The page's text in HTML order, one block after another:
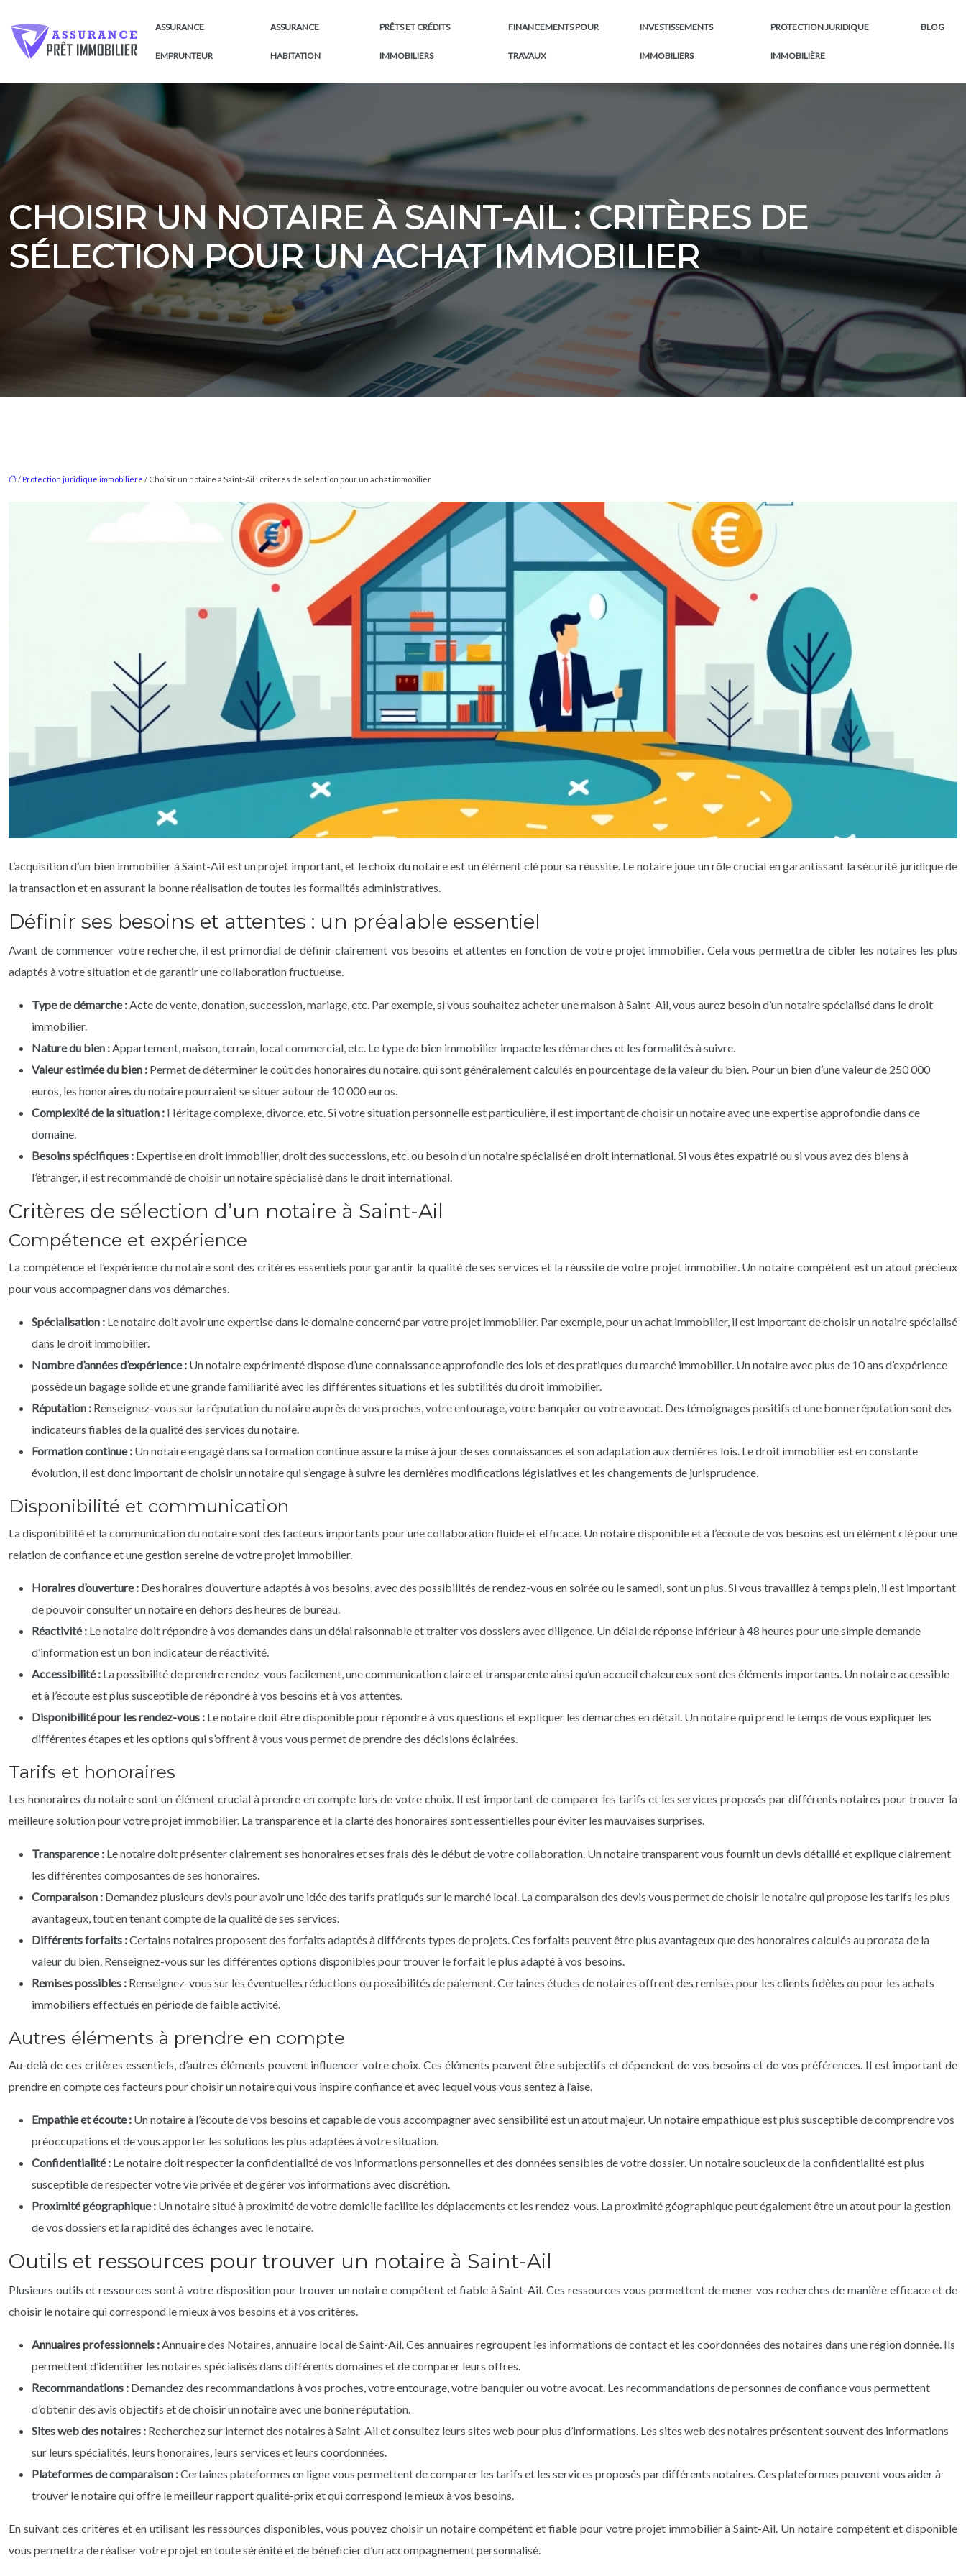
ASSURANCE
EMPRUNTEUR
ASSURANCE
HABITATION
PRÊTS ET CRÉDITS
IMMOBILIERS
FINANCEMENTS POUR
TRAVAUX
INVESTISSEMENTS
IMMOBILIERS
PROTECTION JURIDIQUE
IMMOBILIÈRE
BLOG
CHOISIR UN NOTAIRE À SAINT-AIL : CRITÈRES DE
SÉLECTION POUR UN ACHAT IMMOBILIER
/ Protection juridique immobilière / Choisir un notaire à Saint-Ail : critères de sélection pour un achat immobilier
L’acquisition d’un bien immobilier à Saint-Ail est un projet important, et le choix du notaire est un élément clé pour sa réussite. Le notaire joue un rôle crucial en garantissant la sécurité juridique de
la transaction et en assurant la bonne réalisation de toutes les formalités administratives.
Définir ses besoins et attentes : un préalable essentiel
Avant de commencer votre recherche, il est primordial de définir clairement vos besoins et attentes en fonction de votre projet immobilier. Cela vous permettra de cibler les notaires les plus
adaptés à votre situation et de garantir une collaboration fructueuse.
Type de démarche : Acte de vente, donation, succession, mariage, etc. Par exemple, si vous souhaitez acheter une maison à Saint-Ail, vous aurez besoin d’un notaire spécialisé dans le droit
immobilier.
Nature du bien : Appartement, maison, terrain, local commercial, etc. Le type de bien immobilier impacte les démarches et les formalités à suivre.
Valeur estimée du bien : Permet de déterminer le coût des honoraires du notaire, qui sont généralement calculés en pourcentage de la valeur du bien. Pour un bien d’une valeur de 250 000
euros, les honoraires du notaire pourraient se situer autour de 10 000 euros.
Complexité de la situation : Héritage complexe, divorce, etc. Si votre situation personnelle est particulière, il est important de choisir un notaire avec une expertise approfondie dans ce
domaine.
Besoins spécifiques : Expertise en droit immobilier, droit des successions, etc. ou besoin d’un notaire spécialisé en droit international. Si vous êtes expatrié ou si vous avez des biens à
l’étranger, il est recommandé de choisir un notaire spécialisé dans le droit international.
Critères de sélection d’un notaire à Saint-Ail
Compétence et expérience
La compétence et l’expérience du notaire sont des critères essentiels pour garantir la qualité de ses services et la réussite de votre projet immobilier. Un notaire compétent est un atout précieux
pour vous accompagner dans vos démarches.
Spécialisation : Le notaire doit avoir une expertise dans le domaine concerné par votre projet immobilier. Par exemple, pour un achat immobilier, il est important de choisir un notaire spécialisé
dans le droit immobilier.
Nombre d’années d’expérience : Un notaire expérimenté dispose d’une connaissance approfondie des lois et des pratiques du marché immobilier. Un notaire avec plus de 10 ans d’expérience
possède un bagage solide et une grande familiarité avec les différentes situations et les subtilités du droit immobilier.
Réputation : Renseignez-vous sur la réputation du notaire auprès de vos proches, votre entourage, votre banquier ou votre avocat. Des témoignages positifs et une bonne réputation sont des
indicateurs fiables de la qualité des services du notaire.
Formation continue : Un notaire engagé dans sa formation continue assure la mise à jour de ses connaissances et son adaptation aux dernières lois. Le droit immobilier est en constante
évolution, il est donc important de choisir un notaire qui s’engage à suivre les dernières modifications législatives et les changements de jurisprudence.
Disponibilité et communication
La disponibilité et la communication du notaire sont des facteurs importants pour une collaboration fluide et efficace. Un notaire disponible et à l’écoute de vos besoins est un élément clé pour une
relation de confiance et une gestion sereine de votre projet immobilier.
Horaires d’ouverture : Des horaires d’ouverture adaptés à vos besoins, avec des possibilités de rendez-vous en soirée ou le samedi, sont un plus. Si vous travaillez à temps plein, il est important
de pouvoir consulter un notaire en dehors des heures de bureau.
Réactivité : Le notaire doit répondre à vos demandes dans un délai raisonnable et traiter vos dossiers avec diligence. Un délai de réponse inférieur à 48 heures pour une simple demande
d’information est un bon indicateur de réactivité.
Accessibilité : La possibilité de prendre rendez-vous facilement, une communication claire et transparente ainsi qu’un accueil chaleureux sont des éléments importants. Un notaire accessible
et à l’écoute est plus susceptible de répondre à vos besoins et à vos attentes.
Disponibilité pour les rendez-vous : Le notaire doit être disponible pour répondre à vos questions et expliquer les démarches en détail. Un notaire qui prend le temps de vous expliquer les
différentes étapes et les options qui s’offrent à vous vous permet de prendre des décisions éclairées.
Tarifs et honoraires
Les honoraires du notaire sont un élément crucial à prendre en compte lors de votre choix. Il est important de comparer les tarifs et les services proposés par différents notaires pour trouver la
meilleure solution pour votre projet immobilier. La transparence et la clarté des honoraires sont essentielles pour éviter les mauvaises surprises.
Transparence : Le notaire doit présenter clairement ses honoraires et ses frais dès le début de votre collaboration. Un notaire transparent vous fournit un devis détaillé et explique clairement
les différentes composantes de ses honoraires.
Comparaison : Demandez plusieurs devis pour avoir une idée des tarifs pratiqués sur le marché local. La comparaison des devis vous permet de choisir le notaire qui propose les tarifs les plus
avantageux, tout en tenant compte de la qualité de ses services.
Différents forfaits :Certains notaires proposent des forfaits adaptés à différents types de projets. Ces forfaits peuvent être plus avantageux que des honoraires calculés au prorata de la
valeur du bien. Renseignez-vous sur les différentes options disponibles pour trouver le forfait le plus adapté à vos besoins.
Remises possibles : Renseignez-vous sur les éventuelles réductions ou possibilités de paiement. Certaines études de notaires offrent des remises pour les clients fidèles ou pour les achats
immobiliers effectués en période de faible activité.
Autres éléments à prendre en compte
Au-delà de ces critères essentiels, d’autres éléments peuvent influencer votre choix. Ces éléments peuvent être subjectifs et dépendent de vos besoins et de vos préférences. Il est important de
prendre en compte ces facteurs pour choisir un notaire qui vous inspire confiance et avec lequel vous vous sentez à l’aise.
Empathie et écoute : Un notaire à l’écoute de vos besoins et capable de vous accompagner avec sensibilité est un atout majeur. Un notaire empathique est plus susceptible de comprendre vos
préoccupations et de vous apporter les solutions les plus adaptées à votre situation.
Confidentialité : Le notaire doit respecter la confidentialité de vos informations personnelles et des données sensibles de votre dossier. Un notaire soucieux de la confidentialité est plus
susceptible de respecter votre vie privée et de gérer vos informations avec discrétion.
Proximité géographique : Un notaire situé à proximité de votre domicile facilite les déplacements et les rendez-vous. La proximité géographique peut également être un atout pour la gestion
de vos dossiers et la rapidité des échanges avec le notaire.
Outils et ressources pour trouver un notaire à Saint-Ail
Plusieurs outils et ressources sont à votre disposition pour trouver un notaire compétent et fiable à Saint-Ail. Ces ressources vous permettent de mener vos recherches de manière efficace et de
choisir le notaire qui correspond le mieux à vos besoins et à vos critères.
Annuaires professionnels : Annuaire des Notaires, annuaire local de Saint-Ail. Ces annuaires regroupent les informations de contact et les coordonnées des notaires dans une région donnée. Ils
permettent d’identifier les notaires spécialisés dans différents domaines et de comparer leurs offres.
Recommandations : Demandez des recommandations à vos proches, votre entourage, votre banquier ou votre avocat. Les recommandations de personnes de confiance vous permettent
d’obtenir des avis objectifs et de choisir un notaire avec une bonne réputation.
Sites web des notaires : Recherchez sur internet des notaires à Saint-Ail et consultez leurs sites web pour plus d’informations. Les sites web des notaires présentent souvent des informations
sur leurs spécialités, leurs honoraires, leurs services et leurs coordonnées.
Plateformes de comparaison :Certaines plateformes en ligne vous permettent de comparer les tarifs et les services proposés par différents notaires. Ces plateformes peuvent vous aider à
trouver le notaire qui offre le meilleur rapport qualité-prix et qui correspond le mieux à vos besoins.
En suivant ces critères et en utilisant les ressources disponibles, vous pouvez choisir un notaire compétent et fiable pour votre projet immobilier à Saint-Ail. Un notaire compétent et disponible
vous permettra de réaliser votre projet en toute sérénité et de bénéficier d’un accompagnement personnalisé.